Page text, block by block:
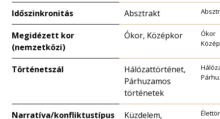
Időszinkronitás Absztrakt
Megidézett kor
(nemzetközi)
Ókor, Középkor
Ókor
Történetszál
Hálózattörténet,
Párhuzamos
történetek
Narratíva/konfliktustípus
Küzdelem,